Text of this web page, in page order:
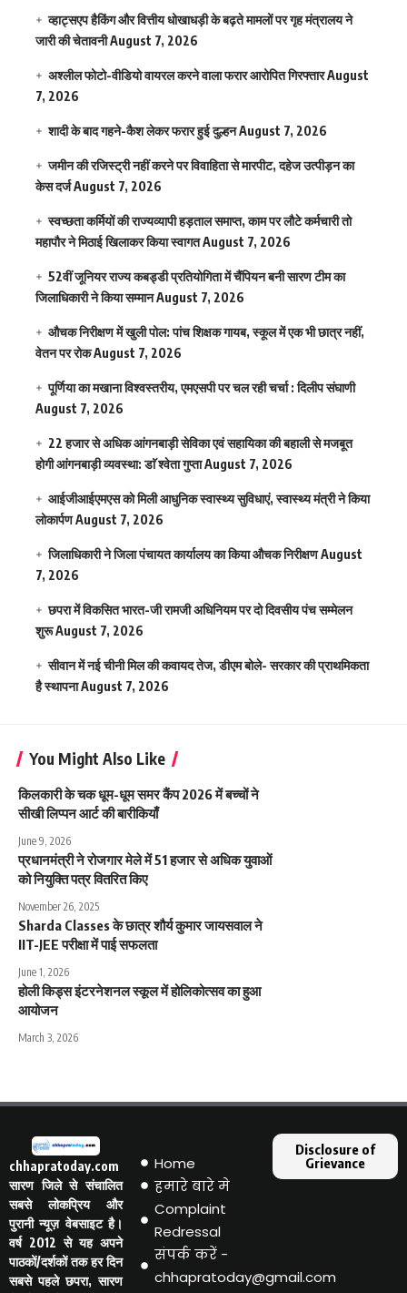
व्हाट्सएप हैकिंग और वित्तीय धोखाधड़ी के बढ़ते मामलों पर गृह मंत्रालय ने
जारी की चेतावनीAugust 7, 2026
अश्लील फोटो-वीडियो वायरल करने वाला फरार आरोपित गिरफ्तारAugust
7, 2026
शादी के बाद गहने-कैश लेकर फरार हुई दुल्हनAugust 7, 2026
जमीन की रजिस्ट्री नहीं करने पर विवाहिता से मारपीट, दहेज उत्पीड़न का
केस दर्जAugust 7, 2026
स्वच्छता कर्मियों की राज्यव्यापी हड़ताल समाप्त, काम पर लौटे कर्मचारी तो
महापौर ने मिठाई खिलाकर किया स्वागतAugust 7, 2026
52वीं जूनियर राज्य कबड्डी प्रतियोगिता में चैंपियन बनी सारण टीम का
जिलाधिकारी ने किया सम्मानAugust 7, 2026
औचक निरीक्षण में खुली पोल: पांच शिक्षक गायब, स्कूल में एक भी छात्र नहीं,
वेतन पर रोकAugust 7, 2026
पूर्णिया का मखाना विश्वस्तरीय, एमएसपी पर चल रही चर्चा : दिलीप संघाणी
August 7, 2026
22 हजार से अधिक आंगनबाड़ी सेविका एवं सहायिका की बहाली से मजबूत
होगी आंगनबाड़ी व्यवस्था: डाॅ श्वेता गुप्ताAugust 7, 2026
आईजीआईएमएस काे मिली आधुनिक स्वास्थ्य सुविधाएं, स्वास्थ्य मंत्री ने किया
लोकार्पणAugust 7, 2026
जिलाधिकारी ने जिला पंचायत कार्यालय का किया औचक निरीक्षणAugust
7, 2026
छपरा में विकसित भारत-जी रामजी अधिनियम पर दो दिवसीय पंच सम्मेलन
शुरूAugust 7, 2026
सीवान में नई चीनी मिल की कवायद तेज, डीएम बोले- सरकार की प्राथमिकता
है स्थापनाAugust 7, 2026
You Might Also Like
किलकारी के चक धूम-धूम समर कैंप 2026 में बच्चों ने
सीखी लिप्पन आर्ट की बारीकियाँ
June 9, 2026
प्रधानमंत्री ने रोजगार मेले में 51 हजार से अधिक युवाओं
को नियुक्ति पत्र वितरित किए
November 26, 2025
Sharda Classes के छात्र शौर्य कुमार जायसवाल ने
IIT-JEE परीक्षा में पाई सफलता
June 1, 2026
होली किड्स इंटरनेशनल स्कूल में होलिकोत्सव का हुआ
आयोजन
March 3, 2026
chhapratoday.com
सारण जिले से संचालित
सबसे लोकप्रिय और
पुरानी न्यूज़ वेबसाइट है।
वर्ष 2012 से यह अपने
पाठकों/दर्शकों तक हर दिन
सबसे पहले छपरा, सारण
Home
हमारे बारे मे
Complaint
Redressal
संपर्क करें -
chhapratoday@gmail.com
Disclosure of
Grievance